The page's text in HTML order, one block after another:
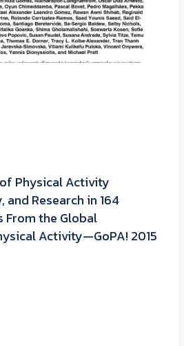
Physical Activity
and Research in 164
From the Global
Activity—GoPA! 2015